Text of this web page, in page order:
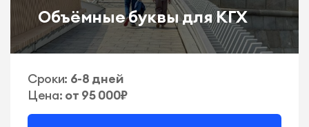
Объёмные буквы для КГХ
Сроки: 6-8 дней
Цена: от 95 000₽